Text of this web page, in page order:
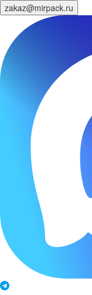
zakaz@mirpack.ru